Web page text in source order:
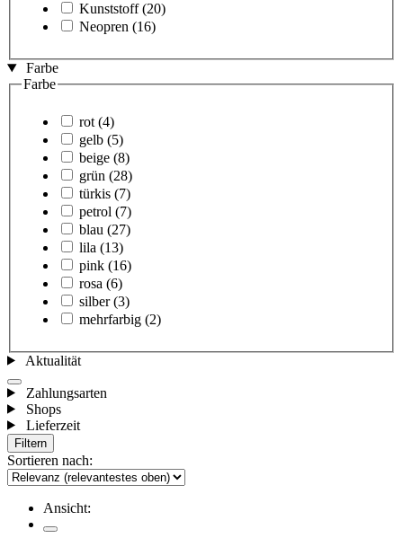
Kunststoff (20)
Neopren (16)
Farbe
Farbe
rot (4)
gelb (5)
beige (8)
grün (28)
türkis (7)
petrol (7)
blau (27)
lila (13)
pink (16)
rosa (6)
silber (3)
mehrfarbig (2)
Aktualität
Zahlungsarten
Shops
Lieferzeit
Filtern
Sortieren nach:
Ansicht: